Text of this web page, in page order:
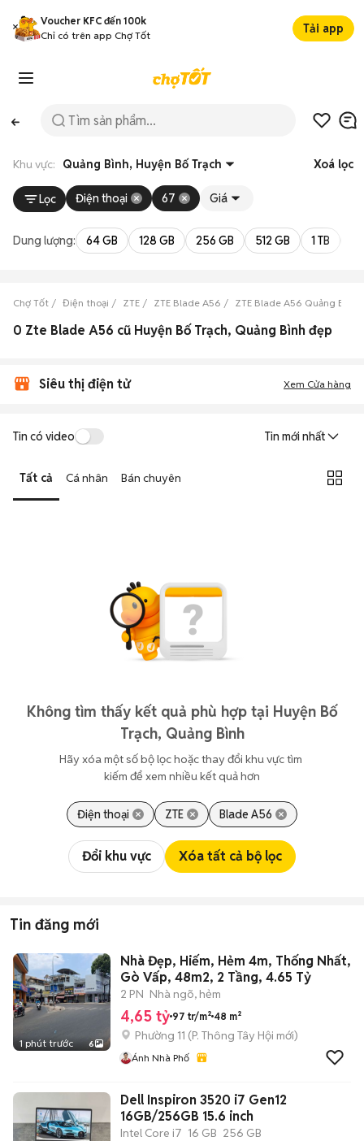
Voucher KFC đến 100k
Chỉ có trên app Chợ Tốt
Tải app
Khu vực: Quảng Bình, Huyện Bố Trạch Xoá lọc
Lọc Điện thoại 67 Giá
Dung lượng: 64 GB 128 GB 256 GB 512 GB 1 TB
Chợ Tốt Điện thoại ZTE ZTE Blade A56 ZTE Blade A56 Quảng Bình
0 Zte Blade A56 cũ Huyện Bố Trạch, Quảng Bình đẹp
Siêu thị điện tử Xem Cửa hàng
Tin có video Tin mới nhất
Tất cả Cá nhân Bán chuyên
Không tìm thấy kết quả phù hợp tại Huyện Bố
Trạch, Quảng Bình
Hãy xóa một số bộ lọc hoặc thay đổi khu vực tìm
kiếm để xem nhiều kết quả hơn
Điện thoại ZTE Blade A56
Đổi khu vực Xóa tất cả bộ lọc
Tin đăng mới
1 phút trước 6
Nhà Đẹp, Hiếm, Hẻm 4m, Thống Nhất,
Gò Vấp, 48m2, 2 Tầng, 4.65 Tỷ
2 PN Nhà ngõ, hẻm
4,65 tỷ 97 tr/m² 48 m²
Phường 11 (P. Thông Tây Hội mới)
Ánh Nhà Phố
Dell Inspiron 3520 i7 Gen12
16GB/256GB 15.6 inch
Intel Core i7 16 GB 256 GB